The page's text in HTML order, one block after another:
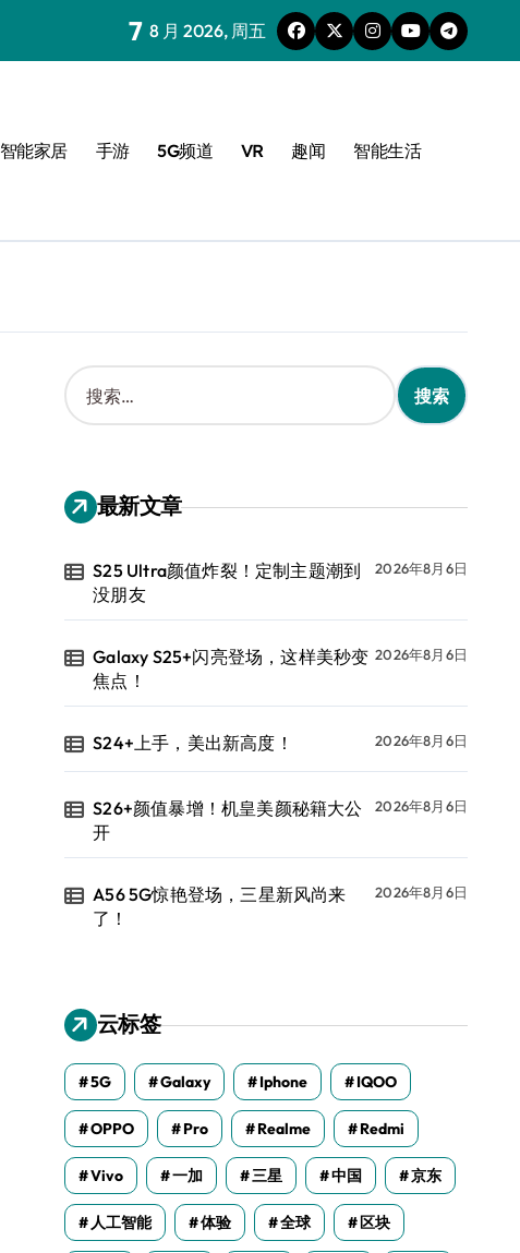
7 8 月 2026, 周五
智能家居 手游 5G频道 VR 趣闻 智能生活
搜
索
：
最新文章
S25 Ultra颜值炸裂！定制主题潮到
没朋友
2026年8月6日
Galaxy S25+闪亮登场，这样美秒变
焦点！
2026年8月6日
S24+上手，美出新高度！ 2026年8月6日
S26+颜值暴增！机皇美颜秘籍大公
开
2026年8月6日
A56 5G惊艳登场，三星新风尚来
了！
2026年8月6日
云标签
5G Galaxy Iphone IQOO
OPPO Pro Realme Redmi
Vivo 一加 三星 中国 京东
人工智能 体验 全球 区块